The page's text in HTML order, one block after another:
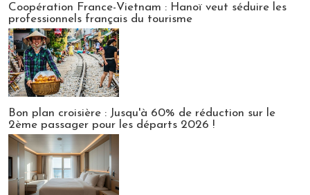
Coopération France-Vietnam : Hanoï veut séduire les
professionnels français du tourisme
Bon plan croisière : Jusqu'à 60% de réduction sur le
2ème passager pour les départs 2026 !